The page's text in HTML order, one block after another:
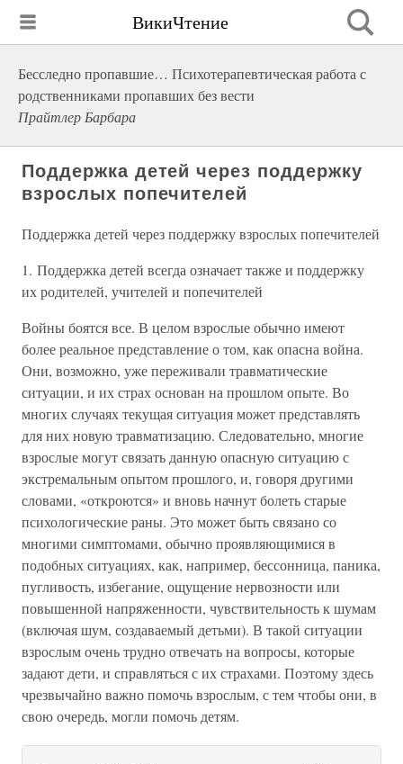
ВикиЧтение
Бесследно пропавшие… Психотерапевтическая работа с
родственниками пропавших без вести
Прайтлер Барбара
Поддержка детей через поддержку
взрослых попечителей
Поддержка детей через поддержку взрослых попечителей
1. Поддержка детей всегда означает также и поддержку
их родителей, учителей и попечителей
Войны боятся все. В целом взрослые обычно имеют
более реальное представление о том, как опасна война.
Они, возможно, уже переживали травматические
ситуации, и их страх основан на прошлом опыте. Во
многих случаях текущая ситуация может представлять
для них новую травматизацию. Следовательно, многие
взрослые могут связать данную опасную ситуацию с
экстремальным опытом прошлого, и, говоря другими
словами, «откроются» и вновь начнут болеть старые
психологические раны. Это может быть связано со
многими симптомами, обычно проявляющимися в
подобных ситуациях, как, например, бессонница, паника,
пугливость, избегание, ощущение нервозности или
повышенной напряженности, чувствительность к шумам
(включая шум, создаваемый детьми). В такой ситуации
взрослым очень трудно отвечать на вопросы, которые
задают дети, и справляться с их страхами. Поэтому здесь
чрезвычайно важно помочь взрослым, с тем чтобы они, в
свою очередь, могли помочь детям.